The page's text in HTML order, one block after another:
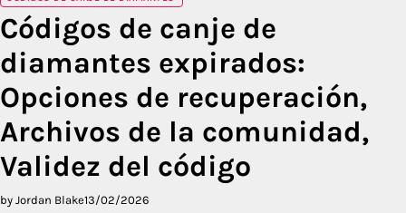
Códigos de canje de
diamantes expirados:
Opciones de recuperación,
Archivos de la comunidad,
Validez del código
by Jordan Blake13/02/2026